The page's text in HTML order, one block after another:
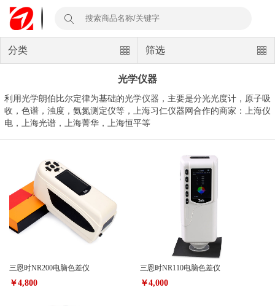
分类 筛选
光学仪器
利用光学朗伯比尔定律为基础的光学仪器，主要是分光光度计，原子吸
收，色谱，浊度，氨氮测定仪等，上海习仁仪器网合作的商家：上海仪
电，上海光谱，上海菁华，上海恒平等
三恩时NR200电脑色差仪
￥4,800
三恩时NR110电脑色差仪
￥4,000